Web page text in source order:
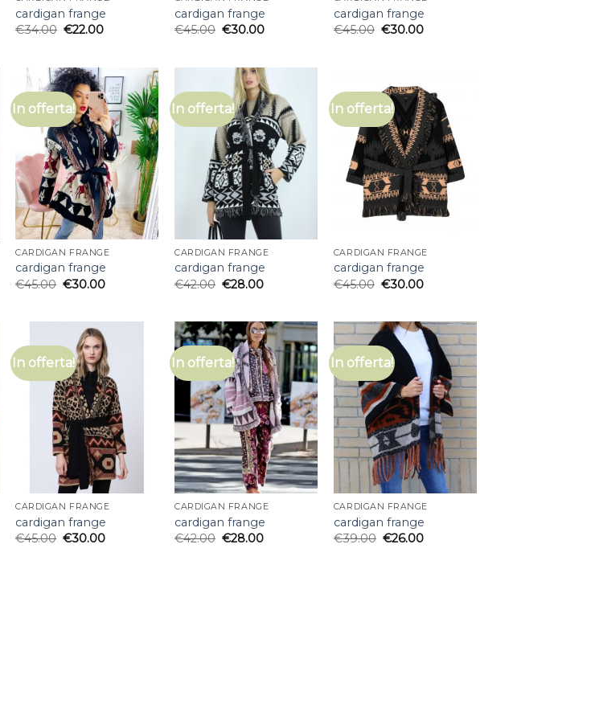
cardigan frange
€34.00 €22.00
cardigan frange
€45.00 €30.00
cardigan frange
€45.00 €30.00
In offerta!
CARDIGAN FRANGE
cardigan frange
€45.00 €30.00
In offerta!
CARDIGAN FRANGE
cardigan frange
€42.00 €28.00
In offerta!
CARDIGAN FRANGE
cardigan frange
€45.00 €30.00
In offerta!
CARDIGAN FRANGE
cardigan frange
€45.00 €30.00
In offerta!
CARDIGAN FRANGE
cardigan frange
€42.00 €28.00
In offerta!
CARDIGAN FRANGE
cardigan frange
€39.00 €26.00